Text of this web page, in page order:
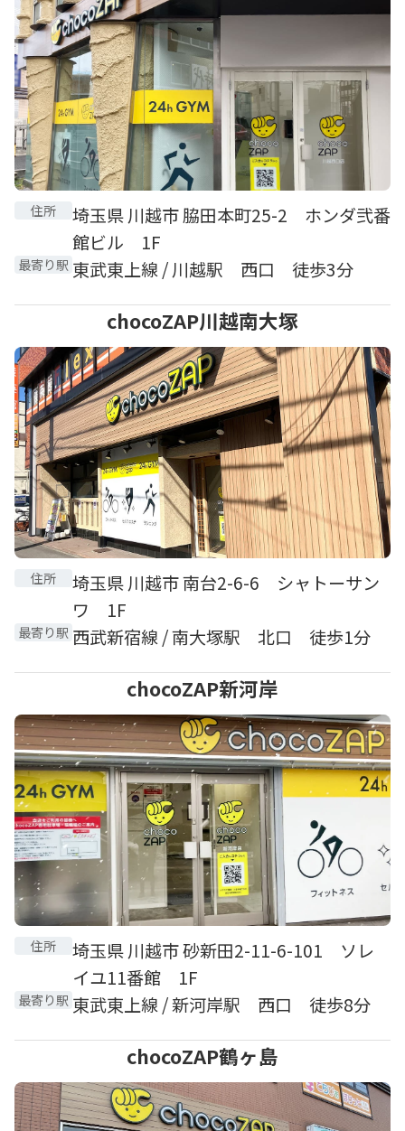
住所
埼玉県 川越市 脇田本町25-2 ホンダ弐番
館ビル 1F
最寄り駅 東武東上線 / 川越駅 西口 徒歩3分
chocoZAP川越南大塚
住所
埼玉県 川越市 南台2-6-6 シャトーサン
ワ 1F
最寄り駅 西武新宿線 / 南大塚駅 北口 徒歩1分
chocoZAP新河岸
住所
埼玉県 川越市 砂新田2-11-6-101 ソレ
イユ11番館 1F
最寄り駅 東武東上線 / 新河岸駅 西口 徒歩8分
chocoZAP鶴ヶ島